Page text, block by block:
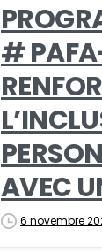
#
AVEC
6 novembre